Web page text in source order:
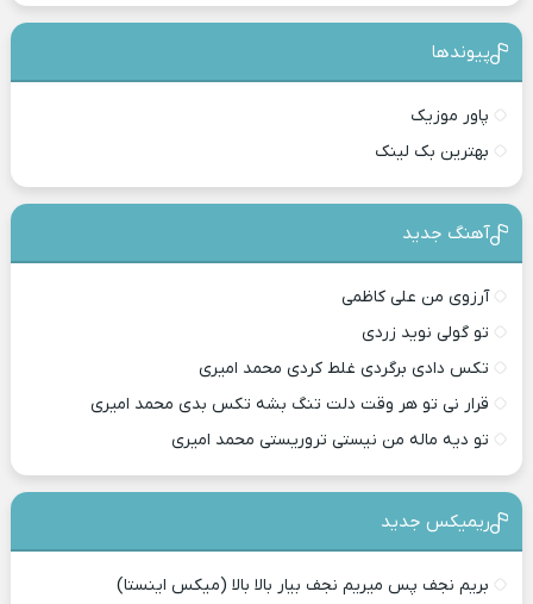
پیوندها
پاور موزیک
بهترین بک لینک
آهنگ جدید
آرزوی من علی کاظمی
تو گولی نوید زردی
تکس دادی برگردی غلط کردی محمد امیری
قرار نی تو هر وقت دلت تنگ بشه تکس بدی محمد امیری
تو دیه ماله من نیستی تروریستی محمد امیری
ریمیکس جدید
بریم نجف پس میریم نجف بیار بالا بالا (میکس اینستا)